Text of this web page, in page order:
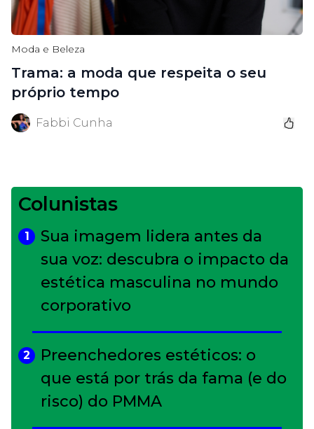
Moda e Beleza
Trama: a moda que respeita o seu
próprio tempo
Fabbi Cunha
Colunistas
1
Sua imagem lidera antes da
sua voz: descubra o impacto da
estética masculina no mundo
corporativo
2
Preenchedores estéticos: o
que está por trás da fama (e do
risco) do PMMA